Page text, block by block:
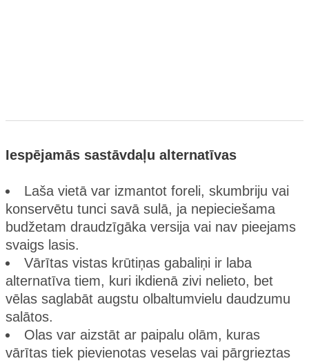
Iespējamās sastāvdaļu alternatīvas
Laša vietā var izmantot foreli, skumbriju vai
konservētu tunci savā sulā, ja nepieciešama
budžetam draudzīgāka versija vai nav pieejams
svaigs lasis.
Vārītas vistas krūtiņas gabaliņi ir laba
alternatīva tiem, kuri ikdienā zivi nelieto, bet
vēlas saglabāt augstu olbaltumvielu daudzumu
salātos.
Olas var aizstāt ar paipalu olām, kuras
vārītas tiek pievienotas veselas vai pārgrieztas